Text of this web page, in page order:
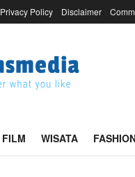
Privacy Policy Disclaimer
FILM WISATA